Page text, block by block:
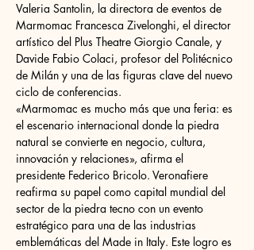
Valeria Santolin, la directora de eventos de
Marmomac Francesca Zivelonghi, el director
artístico del Plus Theatre Giorgio Canale, y
Davide Fabio Colaci, profesor del Politécnico
de Milán y una de las figuras clave del nuevo
ciclo de conferencias.
«Marmomac es mucho más que una feria: es
el escenario internacional donde la piedra
natural se convierte en negocio, cultura,
innovación y relaciones», afirma el
presidente Federico Bricolo. Veronafiere
reafirma su papel como capital mundial del
sector de la piedra tecno con un evento
estratégico para una de las industrias
emblemáticas del Made in Italy. Este logro es